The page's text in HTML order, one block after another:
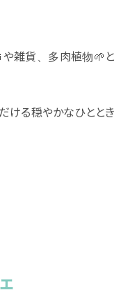
や雑貨、多肉植物🌱と
ける穏やかなひととき